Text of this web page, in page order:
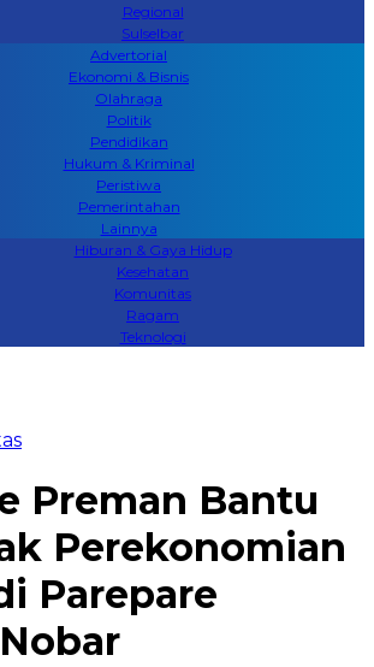
Regional
Sulselbar
Advertorial
Ekonomi & Bisnis
Olahraga
Politik
Pendidikan
Hukum & Kriminal
Peristiwa
Pemerintahan
Lainnya
Hiburan & Gaya Hidup
Kesehatan
Komunitas
Ragam
Teknologi
Preman Bantu
Perekonomian
Parepare